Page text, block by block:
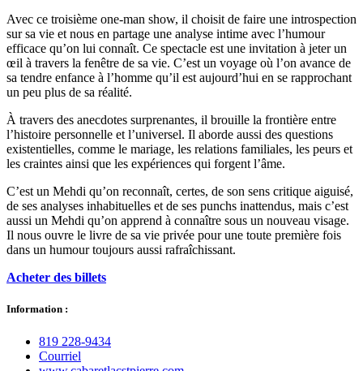
Avec ce troisième one-man show, il choisit de faire une introspection
sur sa vie et nous en partage une analyse intime avec l’humour
efficace qu’on lui connaît. Ce spectacle est une invitation à jeter un
œil à travers la fenêtre de sa vie. C’est un voyage où l’on avance de
sa tendre enfance à l’homme qu’il est aujourd’hui en se rapprochant
un peu plus de sa réalité.
À travers des anecdotes surprenantes, il brouille la frontière entre
l’histoire personnelle et l’universel. Il aborde aussi des questions
existentielles, comme le mariage, les relations familiales, les peurs et
les craintes ainsi que les expériences qui forgent l’âme.
C’est un Mehdi qu’on reconnaît, certes, de son sens critique aiguisé,
de ses analyses inhabituelles et de ses punchs inattendus, mais c’est
aussi un Mehdi qu’on apprend à connaître sous un nouveau visage.
Il nous ouvre le livre de sa vie privée pour une toute première fois
dans un humour toujours aussi rafraîchissant.
Acheter des billets
Information :
819 228‑9434
Courriel